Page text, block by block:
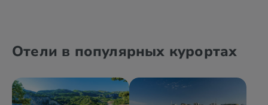
Отели в популярных курортах